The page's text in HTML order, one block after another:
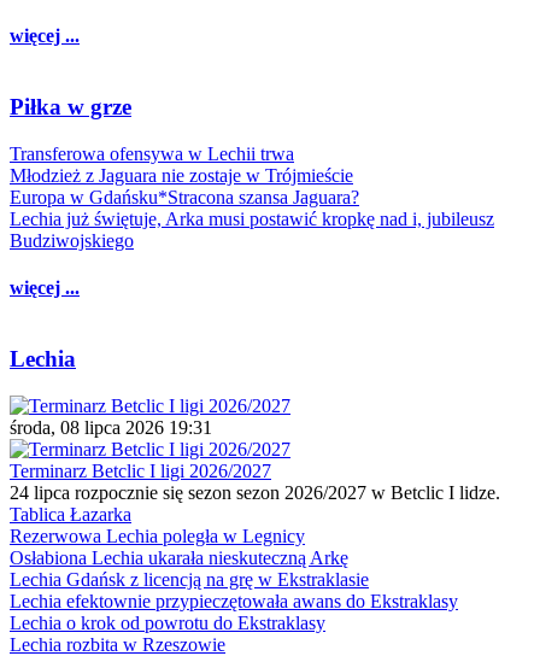
więcej ...
Piłka w grze
Transferowa ofensywa w Lechii trwa
Młodzież z Jaguara nie zostaje w Trójmieście
Europa w Gdańsku*Stracona szansa Jaguara?
Lechia już świętuje, Arka musi postawić kropkę nad i, jubileusz
Budziwojskiego
więcej ...
Lechia
środa, 08 lipca 2026 19:31
Terminarz Betclic I ligi 2026/2027
24 lipca rozpocznie się sezon sezon 2026/2027 w Betclic I lidze.
Tablica Łazarka
Rezerwowa Lechia poległa w Legnicy
Osłabiona Lechia ukarała nieskuteczną Arkę
Lechia Gdańsk z licencją na grę w Ekstraklasie
Lechia efektownie przypieczętowała awans do Ekstraklasy
Lechia o krok od powrotu do Ekstraklasy
Lechia rozbita w Rzeszowie